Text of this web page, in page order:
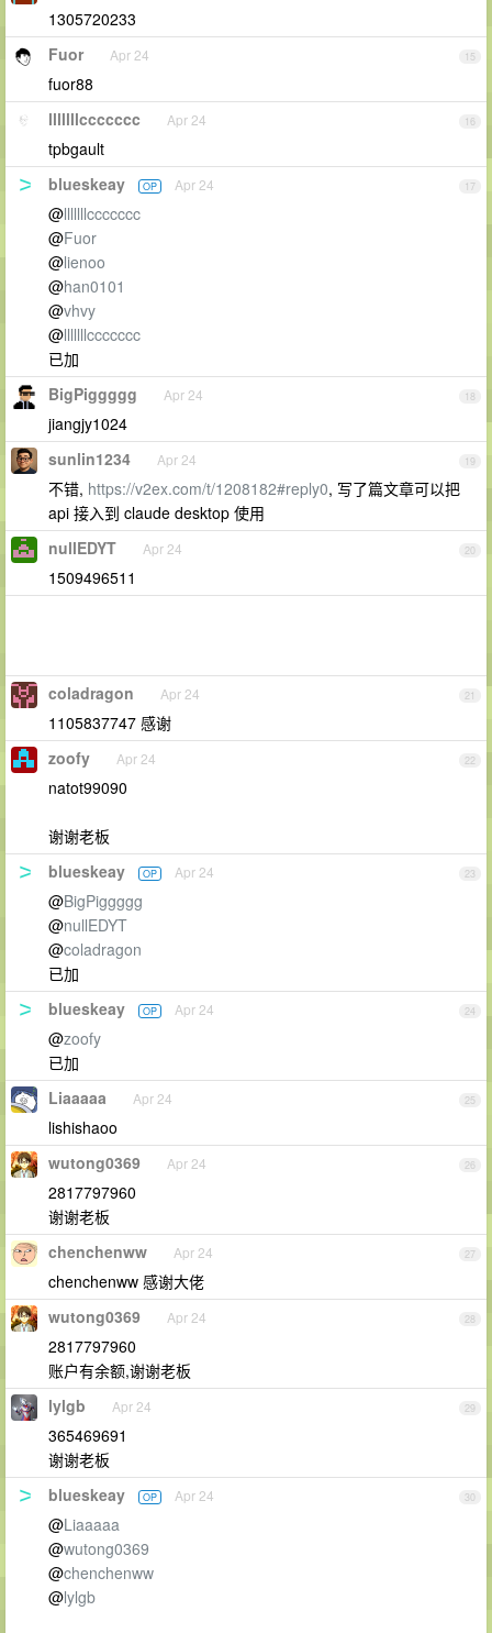
1305720233
15
Fuor Apr 24
fuor88
16
lllllllccccccc Apr 24
tpbgault
17
blueskeay OP Apr 24
@lllllllccccccc
@Fuor
@lienoo
@han0101
@vhvy
@lllllllccccccc
已加
18
BigPiggggg Apr 24
jiangjy1024
19
sunlin1234 Apr 24
不错, https://v2ex.com/t/1208182#reply0, 写了篇文章可以把
api 接入到 claude desktop 使用
20
nullEDYT Apr 24
1509496511
21
coladragon Apr 24
1105837747 感谢
22
zoofy Apr 24
natot99090
谢谢老板
23
blueskeay OP Apr 24
@BigPiggggg
@nullEDYT
@coladragon
已加
24
blueskeay OP Apr 24
@zoofy
已加
25
Liaaaaa Apr 24
lishishaoo
26
wutong0369 Apr 24
2817797960
谢谢老板
27
chenchenww Apr 24
chenchenww 感谢大佬
28
wutong0369 Apr 24
2817797960
账户有余额,谢谢老板
29
lylgb Apr 24
365469691
谢谢老板
30
blueskeay OP Apr 24
@Liaaaaa
@wutong0369
@chenchenww
@lylgb